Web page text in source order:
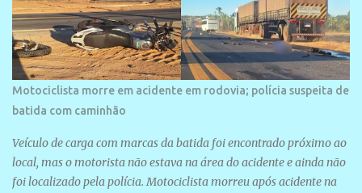
Motociclista morre em acidente em rodovia; polícia suspeita de
batida com caminhão
Veículo de carga com marcas da batida foi encontrado próximo ao
local, mas o motorista não estava na área do acidente e ainda não
foi localizado pela polícia. Motociclista morreu após acidente na